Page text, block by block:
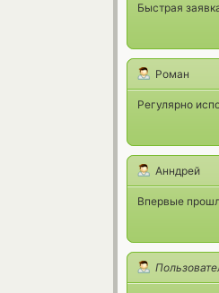
Быстрая
Роман
Регулярно
Анндрей
Впервые